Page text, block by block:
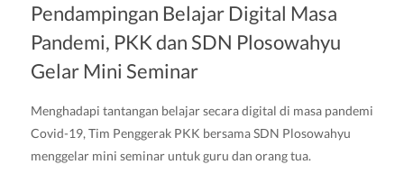
Pendampingan Belajar Digital Masa
Pandemi, PKK dan SDN Plosowahyu
Gelar Mini Seminar
Menghadapi tantangan belajar secara digital di masa pandemi
Covid-19, Tim Penggerak PKK bersama SDN Plosowahyu
menggelar mini seminar untuk guru dan orang tua.